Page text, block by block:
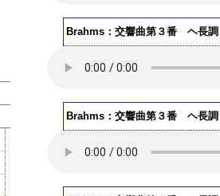
Brahms：交響曲第３番 ヘ長
Brahms：交響曲第３番 ヘ長